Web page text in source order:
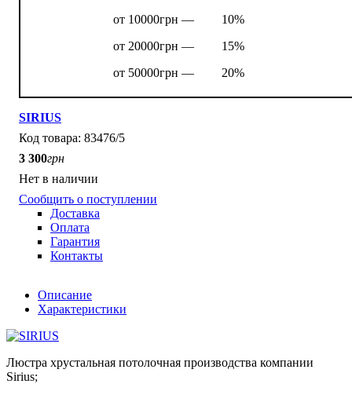
от 10000грн —
10%
от 20000грн —
15%
от 50000грн —
20%
SIRIUS
83476/5
3 300грн
Нет в наличии
Сообщить о поступлении
Доставка
Оплата
Гарантия
Контакты
Описание
Характеристики
Люстра хрустальная потолочная производства компании
Sirius;